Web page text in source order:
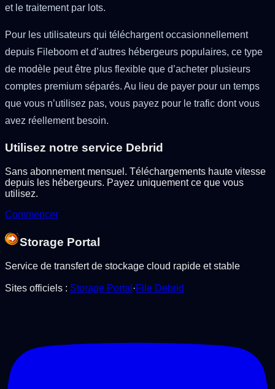
et le traitement par lots.
Pour les utilisateurs qui téléchargent occasionnellement
depuis Fileboom et d’autres hébergeurs populaires, ce type
de modèle peut être plus flexible que d’acheter plusieurs
comptes premium séparés. Au lieu de payer pour un temps
que vous n’utilisez pas, vous payez pour le trafic dont vous
avez réellement besoin.
Utilisez notre service Debrid
Sans abonnement mensuel. Téléchargements haute vitesse
depuis les hébergeurs. Payez uniquement ce que vous
utilisez.
Commencer
Storage Portal
Service de transfert de stockage cloud rapide et stable
Sites officiels : Storage Portal ·File Debrid